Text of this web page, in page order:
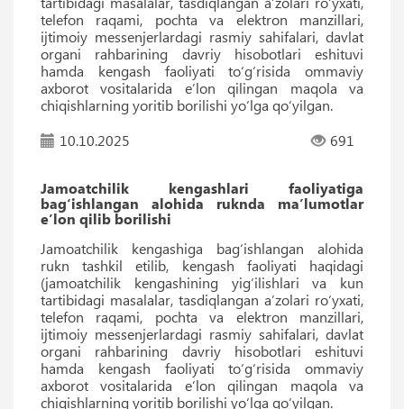
telefon raqami, pochta va elektron manzillari,
ijtimoiy messenjerlardagi rasmiy sahifalari, davlat
organi rahbarining davriy hisobotlari eshituvi
hamda kengash faoliyati to‘g‘risida ommaviy
axborot vositalarida eʼlon qilingan maqola va
chiqishlarning yoritib borilishi yo‘lga qo‘yilgan.
10.10.2025
691
Jamoatchilik kengashlari faoliyatiga
bag‘ishlangan alohida ruknda maʼlumotlar
eʼlon qilib borilishi
Jamoatchilik kengashiga bag‘ishlangan alohida
rukn tashkil etilib, kengash faoliyati haqidagi
(jamoatchilik kengashining yig‘ilishlari va kun
tartibidagi masalalar, tasdiqlangan aʼzolari ro‘yxati,
telefon raqami, pochta va elektron manzillari,
ijtimoiy messenjerlardagi rasmiy sahifalari, davlat
organi rahbarining davriy hisobotlari eshituvi
hamda kengash faoliyati to‘g‘risida ommaviy
axborot vositalarida eʼlon qilingan maqola va
chiqishlarning yoritib borilishi yo‘lga qo‘yilgan.